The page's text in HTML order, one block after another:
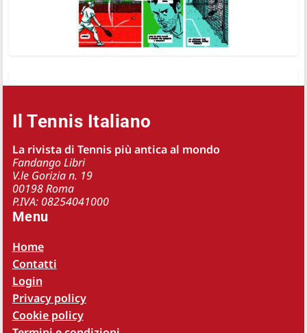
Il Tennis Italiano
La rivista di Tennis più antica al mondo
Fandango Libri
V.le Gorizia n. 19
00198 Roma
P.IVA: 08254041000
Menu
Home
Contatti
Login
Privacy policy
Cookie policy